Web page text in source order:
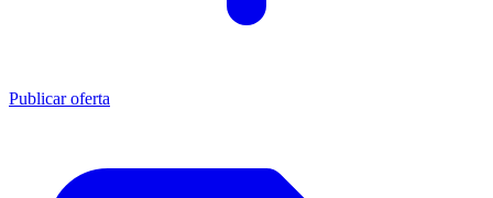
Publicar oferta